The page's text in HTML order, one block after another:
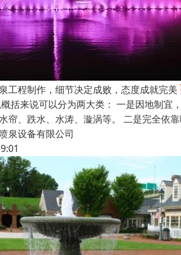
工程制作，细节决定成败，态度成就完美
括来说可以分为两大类： 一是因地制宜
帘、跌水、水涛、漩涡等。 二是完全依
泉设备有限公司